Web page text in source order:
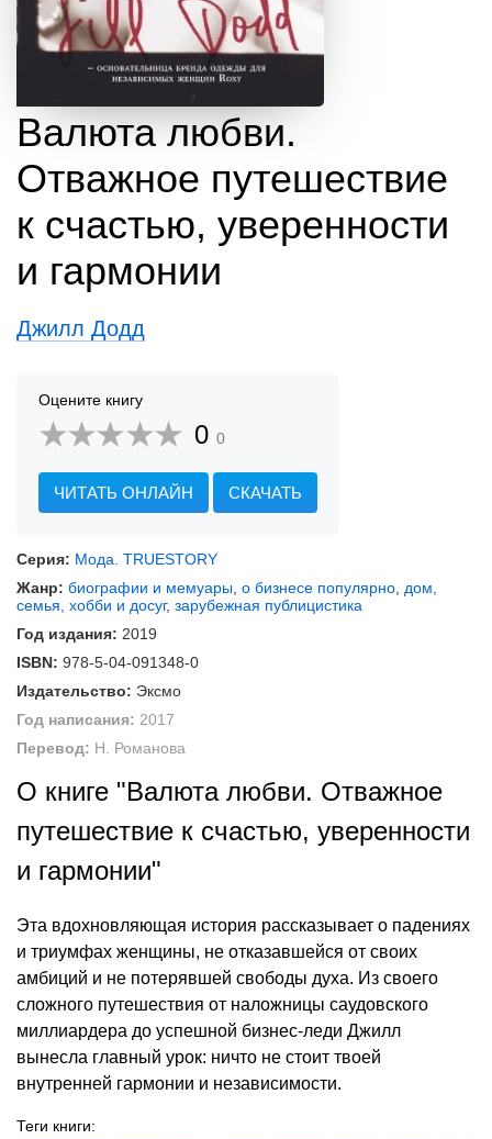
Валюта любви.
Отважное путешествие
к счастью, уверенности
и гармонии
Джилл Додд
Оцените книгу
0 0
ЧИТАТЬ ОНЛАЙН СКАЧАТЬ
Серия: Мода. TRUESTORY
Жанр: биографии и мемуары, о бизнесе популярно, дом,
семья, хобби и досуг, зарубежная публицистика
Год издания: 2019
ISBN: 978-5-04-091348-0
Издательство: Эксмо
Год написания: 2017
Перевод: Н. Романова
О книге "Валюта любви. Отважное
путешествие к счастью, уверенности
и гармонии"
Эта вдохновляющая история рассказывает о падениях
и триумфах женщины, не отказавшейся от своих
амбиций и не потерявшей свободы духа. Из своего
сложного путешествия от наложницы саудовского
миллиардера до успешной бизнес-леди Джилл
вынесла главный урок: ничто не стоит твоей
внутренней гармонии и независимости.
Теги книги: